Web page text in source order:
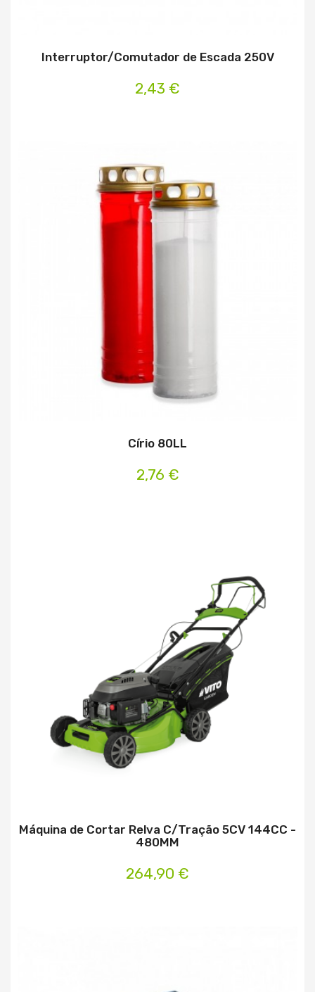
Interruptor/Comutador de Escada 250V
2,43 €
Círio 80LL
2,76 €
Máquina de Cortar Relva C/Tração 5CV 144CC -
480MM
264,90 €